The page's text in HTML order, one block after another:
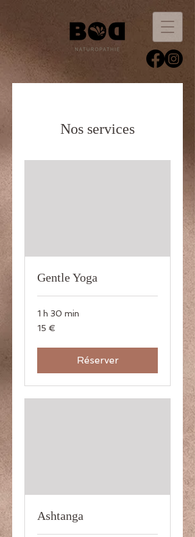
Nos services
Gentle Yoga
1 h 30 min
15
euros
15 €
Réserver
Ashtanga